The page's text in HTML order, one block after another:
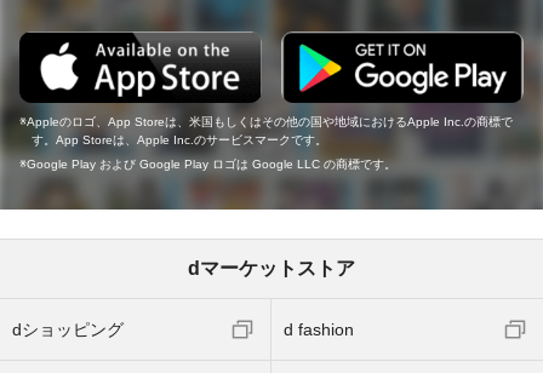
Appleのロゴ、App Storeは、米国もしくはその他の国や地域におけるApple Inc.の商標で
す。App Storeは、Apple Inc.のサービスマークです。
Google Play および Google Play ロゴは Google LLC の商標です。
dマーケットストア
dショッピング d fashion